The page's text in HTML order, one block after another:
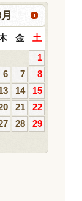
金
土
1
6 7
8
14
15
21
22
28
29